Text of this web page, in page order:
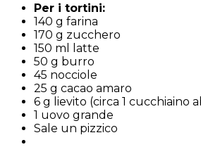
Per i tortini:
140 g farina
170 g zucchero
150 ml latte
50 g burro
45 nocciole
25 g cacao amaro
6 g lievito (circa 1 cucchiaino
1 uovo grande
Sale un pizzico